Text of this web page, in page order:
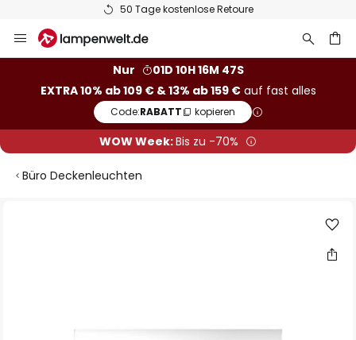
50 Tage kostenlose Retoure
Inhalt
Nur
01D 10H 16M 46S
EXTRA 10% ab 109 € & 13% ab 159 €auf fast alles
Code:RABATT kopieren
WOW Week:Bis zu -70%
Büro Deckenleuchten